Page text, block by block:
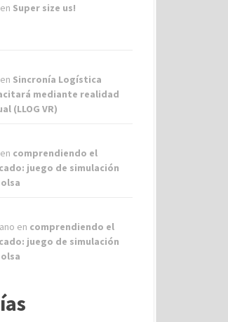
en Super size us!
en Sincronía Logística
mediante realidad
(LLOG VR)
en comprendiendo el
juego de simulación
en comprendiendo el
juego de simulación